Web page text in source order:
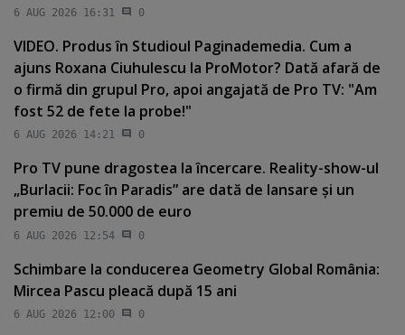
6 AUG 2026 16:31 0
VIDEO. Produs în Studioul Paginademedia. Cum a
ajuns Roxana Ciuhulescu la ProMotor? Dată afară de
o firmă din grupul Pro, apoi angajată de Pro TV: "Am
fost 52 de fete la probe!"
6 AUG 2026 14:21 0
Pro TV pune dragostea la încercare. Reality-show-ul
„Burlacii: Foc în Paradis” are dată de lansare şi un
premiu de 50.000 de euro
6 AUG 2026 12:54 0
Schimbare la conducerea Geometry Global România:
Mircea Pascu pleacă după 15 ani
6 AUG 2026 12:00 0